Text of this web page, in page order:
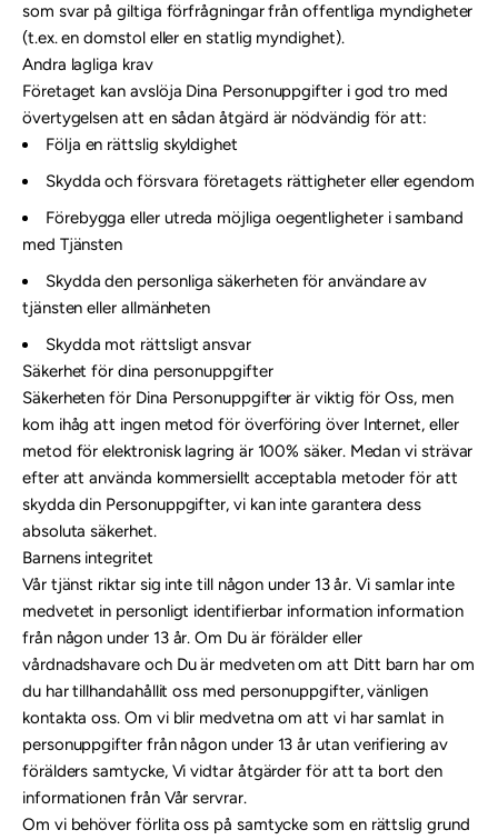
som svar på giltiga förfrågningar från offentliga myndigheter
(t.ex. en domstol eller en statlig myndighet).
Andra lagliga krav
Företaget kan avslöja Dina Personuppgifter i god tro med
övertygelsen att en sådan åtgärd är nödvändig för att:
Följa en rättslig skyldighet
Skydda och försvara företagets rättigheter eller egendom
Förebygga eller utreda möjliga oegentligheter i samband
med Tjänsten
Skydda den personliga säkerheten för användare av
tjänsten eller allmänheten
Skydda mot rättsligt ansvar
Säkerhet för dina personuppgifter
Säkerheten för Dina Personuppgifter är viktig för Oss, men
kom ihåg att ingen metod för överföring över Internet, eller
metod för elektronisk lagring är 100% säker. Medan vi strävar
efter att använda kommersiellt acceptabla metoder för att
skydda din Personuppgifter, vi kan inte garantera dess
absoluta säkerhet.
Barnens integritet
Vår tjänst riktar sig inte till någon under 13 år. Vi samlar inte
medvetet in personligt identifierbar information information
från någon under 13 år. Om Du är förälder eller
vårdnadshavare och Du är medveten om att Ditt barn har om
du har tillhandahållit oss med personuppgifter, vänligen
kontakta oss. Om vi blir medvetna om att vi har samlat in
personuppgifter från någon under 13 år utan verifiering av
förälders samtycke, Vi vidtar åtgärder för att ta bort den
informationen från Vår servrar.
Om vi behöver förlita oss på samtycke som en rättslig grund